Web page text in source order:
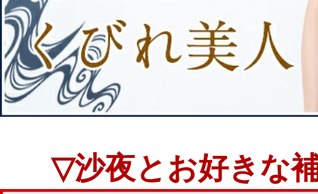
▽沙夜とお好きな